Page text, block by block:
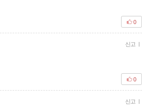
0
신고 |
0
신고 |